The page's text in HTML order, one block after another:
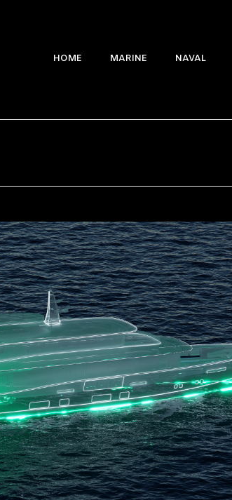
HOME MARINE NAVAL